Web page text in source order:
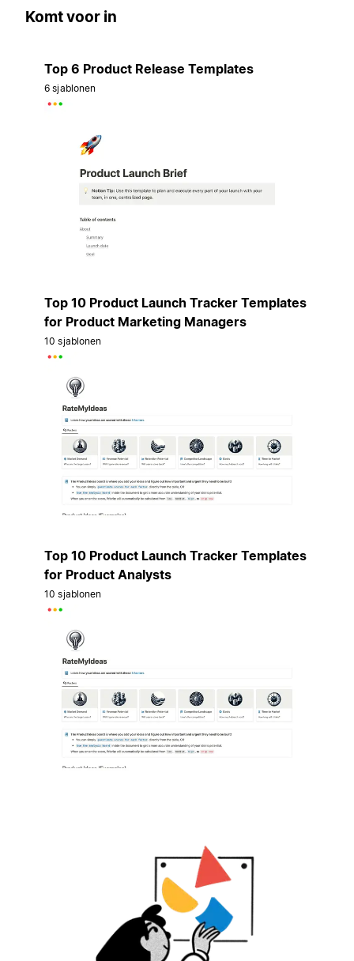
Komt voor in
Top 6 Product Release Templates
6 sjablonen
Top 10 Product Launch Tracker Templates
for Product Marketing Managers
10 sjablonen
Top 10 Product Launch Tracker Templates
for Product Analysts
10 sjablonen